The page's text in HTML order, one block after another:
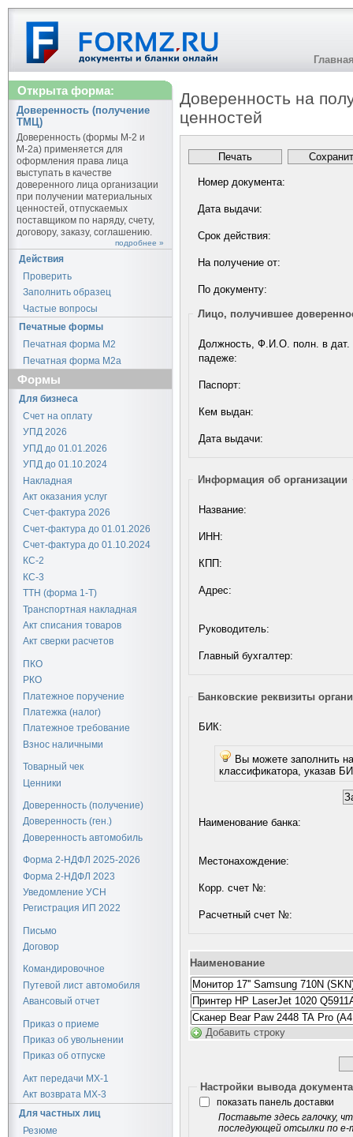
Открыта форма:
Доверенность (получение
ТМЦ)
Доверенность (формы М-2 и
М-2а) применяется для
оформления права лица
выступать в качестве
доверенного лица организации
при получении материальных
ценностей, отпускаемых
поставщиком по наряду, счету,
договору, заказу, соглашению.
подробнее »
Действия
Проверить
Заполнить образец
Частые вопросы
Печатные формы
Печатная форма М2
Печатная форма М2а
Формы
Для бизнеса
Счет на оплату
УПД 2026
УПД до 01.01.2026
УПД до 01.10.2024
Накладная
Акт оказания услуг
Счет-фактура 2026
Счет-фактура до 01.01.2026
Счет-фактура до 01.10.2024
КС-2
КС-3
ТТН (форма 1-Т)
Транспортная накладная
Акт списания товаров
Акт сверки расчетов
ПКО
РКО
Платежное поручение
Платежка (налог)
Платежное требование
Взнос наличными
Товарный чек
Ценники
Доверенность (получение)
Доверенность (ген.)
Доверенность автомобиль
Форма 2-НДФЛ 2025-2026
Форма 2-НДФЛ 2023
Уведомление УСН
Регистрация ИП 2022
Письмо
Договор
Командировочное
Путевой лист автомобиля
Авансовый отчет
Приказ о приеме
Приказ об увольнении
Приказ об отпуске
Акт передачи МХ-1
Акт возврата МХ-3
Для частных лиц
Резюме
Доверенность на
ценностей
Номер документа:
Дата выдачи:
Срок действия:
На получение от:
По документу:
Лицо, получившее
Должность, Ф.И.О. полн. в дат.
падеже:
Паспорт:
Кем выдан:
Дата выдачи:
Информация об организации
Название:
ИНН:
КПП:
Адрес:
Руководитель:
Главный бухгалтер:
Банковские реквизиты
БИК:
классификатора, указав
Наименование банка:
Местонахождение:
Корр. счет №:
Расчетный счет №:
Наименование
Добавить строку
Настройки вывода
показать панель доставки
Поставьте здесь галочку,
последующей отсылки по e-